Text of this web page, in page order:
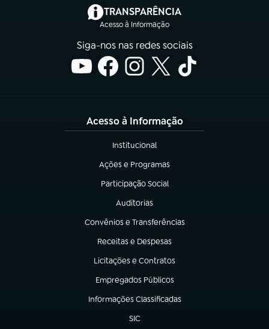
TRANSPARÊNCIA
Acesso à Informação
(abre em nova aba)
Siga-nos nas redes sociais
Acesso à Informação
Institucional
(abre em nova aba)
Ações e Programas
(abre em nova aba)
Participação Social
(abre em nova aba)
Auditorias
(abre em nova aba)
Convênios e Transferências
(abre em nova aba)
Receitas e Despesas
(abre em nova aba)
Licitações e Contratos
(abre em nova aba)
Empregados Públicos
(abre em nova aba)
Informações Classificadas
(abre em nova aba)
SIC
(abre em nova aba)